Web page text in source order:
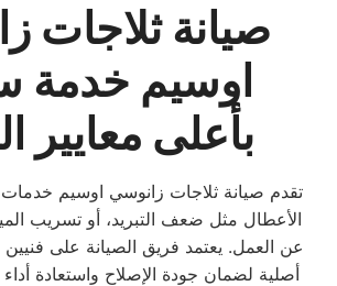
صيانة ثلاجات
اوسيم خدمة
بأعلى معايير
تقدم صيانة ثلاجات زانوسي اوسيم
الأعطال مثل ضعف التبريد، أو تسريب
عن العمل. يعتمد فريق الصيانة على
أصلية لضمان جودة الإصلاح واستعادة أداء